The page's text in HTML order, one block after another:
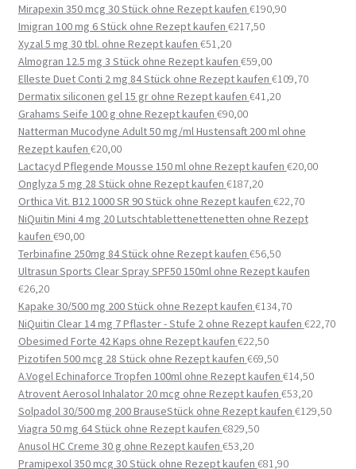
Mirapexin 350 mcg 30 Stück ohne Rezept kaufen €190,90
Imigran 100 mg 6 Stück ohne Rezept kaufen €217,50
Xyzal 5 mg 30 tbl. ohne Rezept kaufen €51,20
Almogran 12.5 mg 3 Stück ohne Rezept kaufen €59,00
Elleste Duet Conti 2 mg 84 Stück ohne Rezept kaufen €109,70
Dermatix siliconen gel 15 gr ohne Rezept kaufen €41,20
Grahams Seife 100 g ohne Rezept kaufen €90,00
Natterman Mucodyne Adult 50 mg/ml Hustensaft 200 ml ohne
Rezept kaufen €20,00
Lactacyd Pflegende Mousse 150 ml ohne Rezept kaufen €20,00
Onglyza 5 mg 28 Stück ohne Rezept kaufen €187,20
Orthica Vit. B12 1000 SR 90 Stück ohne Rezept kaufen €22,70
NiQuitin Mini 4 mg 20 Lutschtablettenettenetten ohne Rezept
kaufen €90,00
Terbinafine 250mg 84 Stück ohne Rezept kaufen €56,50
Ultrasun Sports Clear Spray SPF50 150ml ohne Rezept kaufen
€26,20
Kapake 30/500 mg 200 Stück ohne Rezept kaufen €134,70
NiQuitin Clear 14 mg 7 Pflaster - Stufe 2 ohne Rezept kaufen €22,70
Obesimed Forte 42 Kaps ohne Rezept kaufen €22,50
Pizotifen 500 mcg 28 Stück ohne Rezept kaufen €69,50
A.Vogel Echinaforce Tropfen 100ml ohne Rezept kaufen €14,50
Atrovent Aerosol Inhalator 20 mcg ohne Rezept kaufen €53,20
Solpadol 30/500 mg 200 BrauseStück ohne Rezept kaufen €129,50
Viagra 50 mg 64 Stück ohne Rezept kaufen €829,50
Anusol HC Creme 30 g ohne Rezept kaufen €53,20
Pramipexol 350 mcg 30 Stück ohne Rezept kaufen €81,90